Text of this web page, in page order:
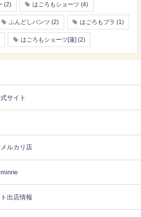
(2) はごろもショーツ (4)
ふんどしパンツ (2) はごろもブラ (1)
はごろもショーツ[蓮] (2)
サイト
ルカリ店
出店情報